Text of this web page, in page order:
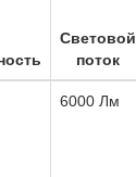
Световой
поток
6000 Лм